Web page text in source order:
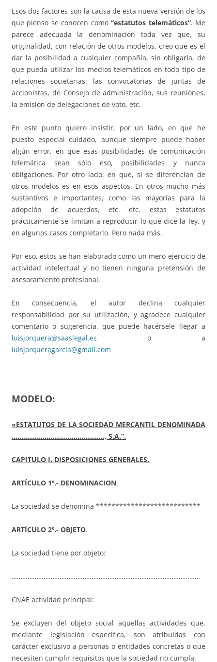
Esos dos factores son la causa de esta nueva versión de los
que pienso se conocen como“estatutos telemáticos”. Me
parece adecuada la denominación toda vez que, su
originalidad, con relación de otros modelos, creo que es el
dar la posibilidad a cualquier compañía, sin obligarla, de
que pueda utilizar los medios telemáticos en todo tipo de
relaciones societarias: las convocatorias de juntas de
accionistas, de Consejo de administración, sus reuniones,
la emisión de delegaciones de voto, etc.
En este punto quiero insistir, por un lado, en que he
puesto especial cuidado, aunque siempre puede haber
algún error, en que esas posibilidades de comunicación
telemática sean sólo eso, posibilidades y nunca
obligaciones. Por otro lado, en que, si se diferencian de
otros modelos es en esos aspectos. En otros mucho más
sustantivos e importantes, como las mayorías para la
adopción de acuerdos, etc. etc. estos estatutos
prácticamente se limitan a reproducir lo que dice la ley, y
en algunos casos completarlo. Pero nada más.
Por eso, estos se han elaborado como un mero ejercicio de
actividad intelectual y no tienen ninguna pretensión de
asesoramiento profesional.
En consecuencia, el autor declina cualquier
responsabilidad por su utilización, y agradece cualquier
comentario o sugerencia, que puede hacérsele llegar a
luisjorquera@saaslegal.es o a
luisjorqueragarcia@gmail.com
MODELO:
«ESTATUTOS DE LA SOCIEDAD MERCANTIL DENOMINADA
…………………………………………, S.A.”.
CAPITULO I. DISPOSICIONES GENERALES.
ARTÍCULO 1º.- DENOMINACION.
La sociedad se denomina ***************************
ARTÍCULO 2º.- OBJETO.
La sociedad tiene por objeto:
…………………………………………………………………………………………….
CNAE actividad principal:
Se excluyen del objeto social aquellas actividades que,
mediante legislación específica, son atribuidas con
carácter exclusivo a personas o entidades concretas o que
necesiten cumplir requisitos que la sociedad no cumpla.